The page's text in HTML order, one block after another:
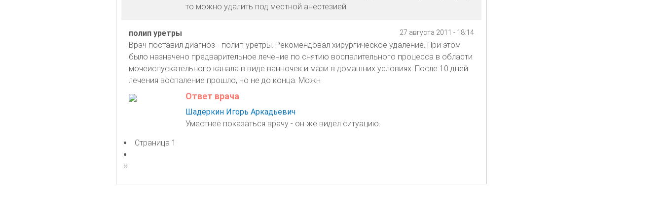
то можно удалить под местной анестезией.
27 августа 2011 - 18:14
полип уретры
Врач поставил диагноз - полип уретры. Рекомендовал хирургическое удаление. При этом
было назначено предварительное лечение по снятию воспалительного процесса в области
мочеиспускательного канала в виде ванночек и мази в домашних условиях. После 10 дней
лечения воспаление прошло, но не до конца. Можн
Ответ врача
Шадёркин Игорь Аркадьевич
Уместнее показаться врачу - он же видел ситуацию.
Нумерация
страниц
Страница 1
Следующая
››